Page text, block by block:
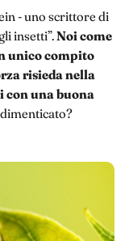
- uno scrittore di
insetti”.Noi come
unico compito
risieda nella
con una buona